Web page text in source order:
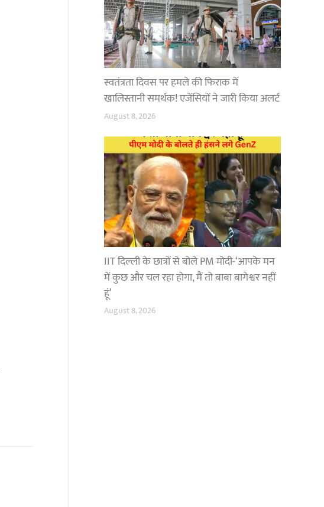
स्वतंत्रता दिवस पर हमले की फिराक में
खालिस्तानी समर्थक! एजेंसियों ने जारी किया अलर्ट
August 8, 2026
IIT दिल्ली के छात्रों से बोले PM मोदी-‘आपके मन
में कुछ और चल रहा होगा, मैं तो बाबा बागेश्वर नहीं
हूं’
August 8, 2026